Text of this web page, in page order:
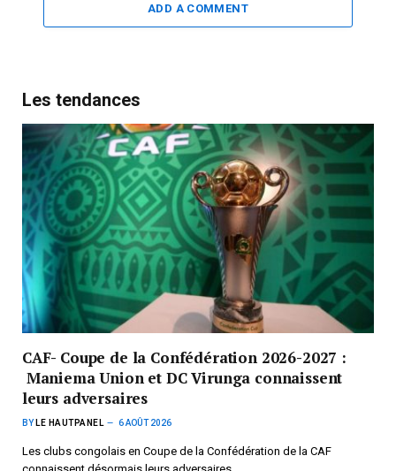
ADD A COMMENT
Les tendances
CAF- Coupe de la Confédération 2026-2027 :
Maniema Union et DC Virunga connaissent
leurs adversaires
BY LE HAUTPANEL 6 AOÛT 2026
Les clubs congolais en Coupe de la Confédération de la CAF